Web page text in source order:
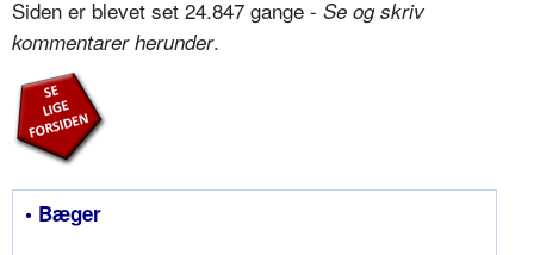
Siden er blevet set 24.847 gange - Se og skriv
kommentarer herunder.
• Bæger